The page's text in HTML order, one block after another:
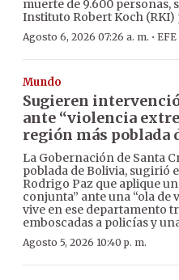
muerte de 9.600 personas,
Instituto Robert Koch (RKI)
Agosto 6, 2026 07:26 a. m. · EFE
Mundo
Sugieren
ante “violencia
región más poblada
La Gobernación de Santa
poblada de Bolivia, sugirió
Rodrigo Paz que aplique
conjunta” ante una “ola de
vive en ese departamento
emboscadas a policías y
Agosto 5, 2026 10:40 p. m.